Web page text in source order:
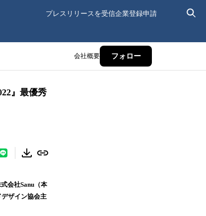
プレスリリースを受信企業登録申請
会社概要 フォロー
』最優秀
会社Sanu（本
ザイン協会主